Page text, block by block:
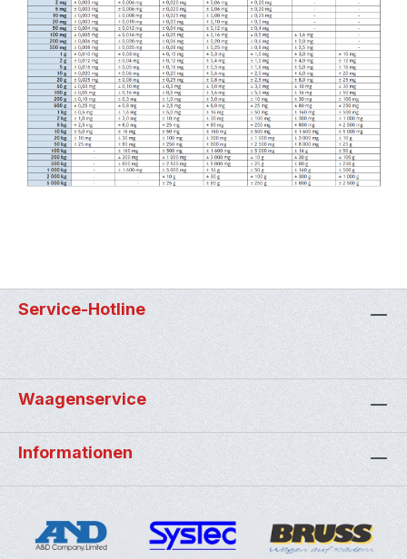
Service-Hotline
Waagenservice
Informationen